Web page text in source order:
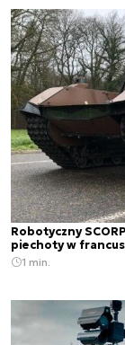
Robotyczny
piechoty w
1 min.